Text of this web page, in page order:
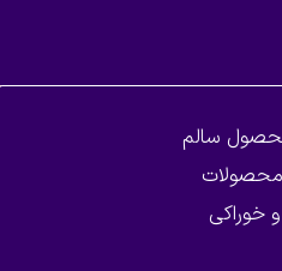
سالم
خوراکی